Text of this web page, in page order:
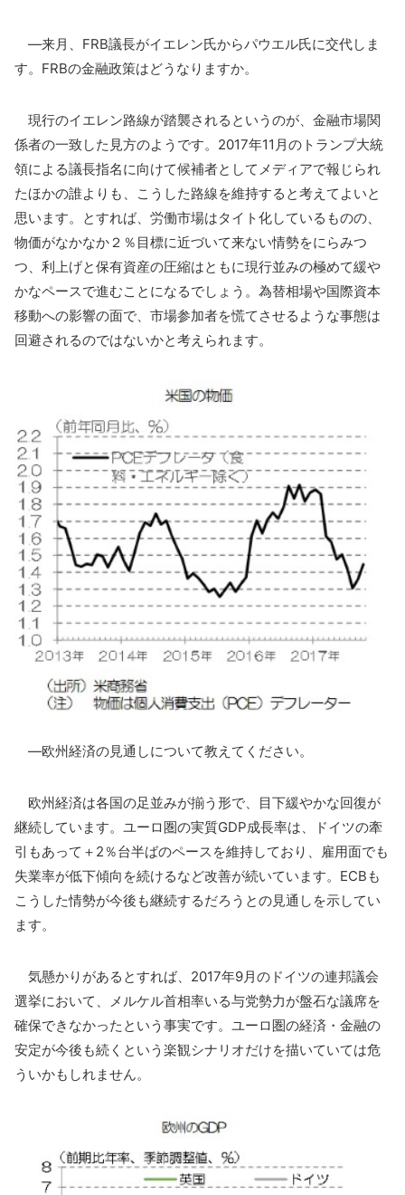
―来月、FRB議長がイエレン氏からパウエル氏に交代しま
す。FRBの金融政策はどうなりますか。
現行のイエレン路線が踏襲されるというのが、金融市場関
係者の一致した見方のようです。2017年11月のトランプ大統
領による議長指名に向けて候補者としてメディアで報じられ
たほかの誰よりも、こうした路線を維持すると考えてよいと
思います。とすれば、労働市場はタイト化しているものの、
物価がなかなか２％目標に近づいて来ない情勢をにらみつ
つ、利上げと保有資産の圧縮はともに現行並みの極めて緩や
かなペースで進むことになるでしょう。為替相場や国際資本
移動への影響の面で、市場参加者を慌てさせるような事態は
回避されるのではないかと考えられます。
―欧州経済の見通しについて教えてください。
欧州経済は各国の足並みが揃う形で、目下緩やかな回復が
継続しています。ユーロ圏の実質GDP成長率は、ドイツの牽
引もあって＋2％台半ばのペースを維持しており、雇用面でも
失業率が低下傾向を続けるなど改善が続いています。ECBも
こうした情勢が今後も継続するだろうとの見通しを示してい
ます。
気懸かりがあるとすれば、2017年9月のドイツの連邦議会
選挙において、メルケル首相率いる与党勢力が盤石な議席を
確保できなかったという事実です。ユーロ圏の経済・金融の
安定が今後も続くという楽観シナリオだけを描いていては危
ういかもしれません。